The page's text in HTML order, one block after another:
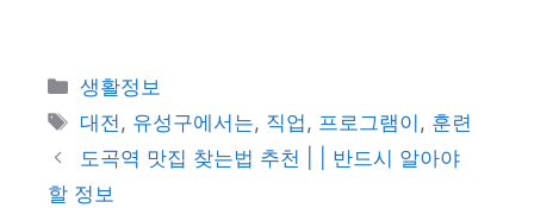
카
테
리
생활정보
태
그
대전, 유성구에서는, 직업, 프로그램이 , 훈련
도곡역 맛집 찾는법 추천 | | 반드시 알아야
할 정보